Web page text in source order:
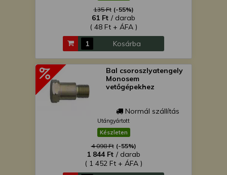
135 Ft (-55%)
61 Ft / darab
( 48 Ft + ÁFA )
Kosárba
Bal csoroszlyatengely
Monosem
vetőgépekhez
Normál szállítás
Utángyártott
Készleten
4 098 Ft (-55%)
1 844 Ft / darab
( 1 452 Ft + ÁFA )